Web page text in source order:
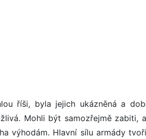
říši, byla jejich ukázněná a
Mohli být samozřejmě zabiti,
výhodám. Hlavní sílu armády